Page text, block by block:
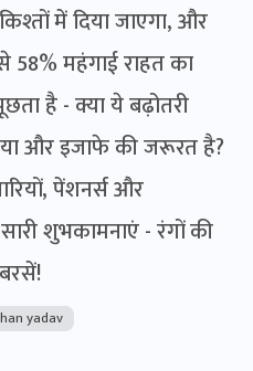
में दिया जाएगा, और
58% महंगाई राहत का
है - क्या ये बढ़ोतरी
और इजाफे की जरूरत है?
पेंशनर्स और
शुभकामनाएं - रंगों की
yadav